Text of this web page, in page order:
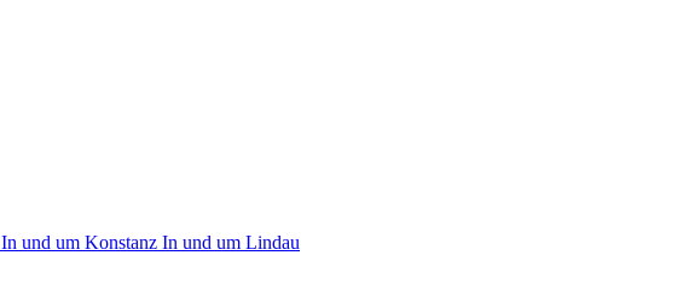
In und um Konstanz In und um Lindau